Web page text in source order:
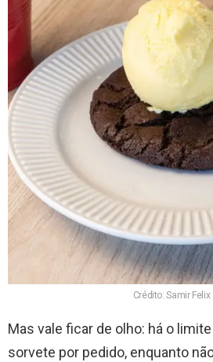
Crédito: Samir Felix
Mas vale ficar de olho: há o
sorvete por pedido, enquanto